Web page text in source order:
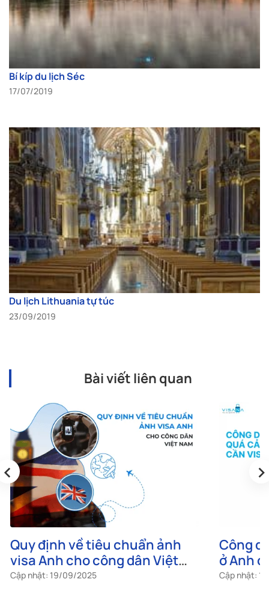
Bí kíp du lịch Séc
17/07/2019
Du lịch Lithuania tự túc
23/09/2019
Bài viết liên quan
Quy định về tiêu chuẩn ảnh
visa Anh cho công dân Việt
Nam
Cập nhật: 19/09/2025
Công
ở Anh
Cập nhật:
‹ ›